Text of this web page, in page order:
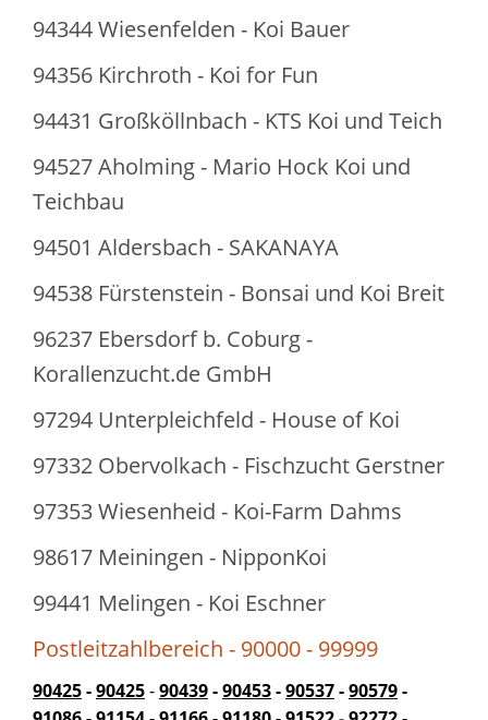
94344 Wiesenfelden - Koi Bauer
94356 Kirchroth - Koi for Fun
94431 Großköllnbach - KTS Koi und Teich
94527 Aholming - Mario Hock Koi und
Teichbau
94501 Aldersbach - SAKANAYA
94538 Fürstenstein - Bonsai und Koi Breit
96237 Ebersdorf b. Coburg -
Korallenzucht.de GmbH
97294 Unterpleichfeld - House of Koi
97332 Obervolkach - Fischzucht Gerstner
97353 Wiesenheid - Koi-Farm Dahms
98617 Meiningen - NipponKoi
99441 Melingen - Koi Eschner
Postleitzahlbereich - 90000 - 99999
90425-90425-90439-90453-90537-90579-